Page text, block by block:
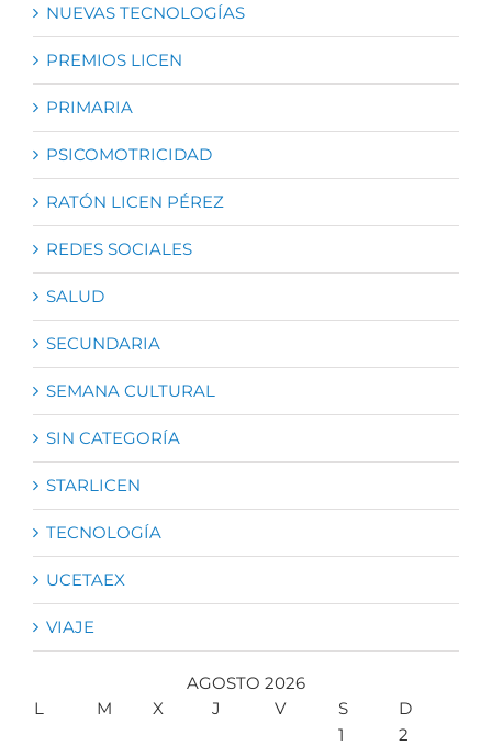
NUEVAS TECNOLOGÍAS
PREMIOS LICEN
PRIMARIA
PSICOMOTRICIDAD
RATÓN LICEN PÉREZ
REDES SOCIALES
SALUD
SECUNDARIA
SEMANA CULTURAL
SIN CATEGORÍA
STARLICEN
TECNOLOGÍA
UCETAEX
VIAJE
AGOSTO 2026
L
M X J V S
D
1
2